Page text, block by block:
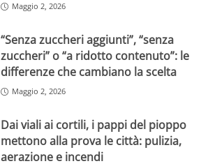
Maggio 2, 2026
“Senza zuccheri aggiunti”, “senza
zuccheri” o “a ridotto contenuto”: le
differenze che cambiano la scelta
Maggio 2, 2026
Dai viali ai cortili, i pappi del pioppo
mettono alla prova le città: pulizia,
aerazione e incendi